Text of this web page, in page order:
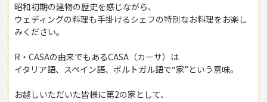
昭和初期の建物の歴史を感じながら、
ウェディングの料理も手掛けるシェフの特別なお料理をお楽し
みください。
R・CASAの由来でもあるCASA（カーサ）は
イタリア語、スペイン語、ポルトガル語で“家”という意味。
お越しいただいた皆様に第2の家として、